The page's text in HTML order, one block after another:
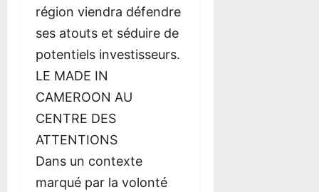
région viendra défendre
ses atouts et séduire de
potentiels investisseurs.
LE MADE IN
CAMEROON AU
CENTRE DES
ATTENTIONS
Dans un contexte
marqué par la volonté